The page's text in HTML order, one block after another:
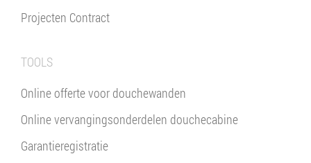
Projecten Contract
TOOLS
Online offerte voor douchewanden
Online vervangingsonderdelen douchecabine
Garantieregistratie